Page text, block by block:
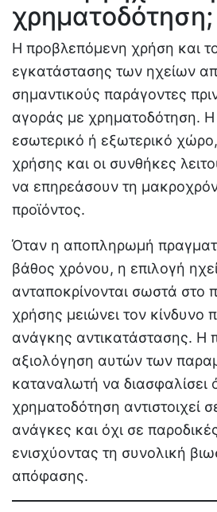
χρηματοδότηση;
Η προβλεπόμενη χρήση και
εγκατάστασης των ηχείων
σημαντικούς παράγοντες
αγοράς με χρηματοδότηση. Η
εσωτερικό ή εξωτερικό
χρήσης και οι συνθήκες
να επηρεάσουν τη
προϊόντος.
Όταν η αποπληρωμή
βάθος χρόνου, η επιλογή
ανταποκρίνονται σωστά στο
χρήσης μειώνει τον
ανάγκης αντικατάστασης. Η
αξιολόγηση αυτών των
καταναλωτή να διασφαλίσει
χρηματοδότηση αντιστοιχεί
ανάγκες και όχι σε
ενισχύοντας τη συνολική
απόφασης.